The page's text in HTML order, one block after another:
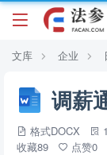
文库 企业
调薪
格式DOCX
收藏89
点赞0